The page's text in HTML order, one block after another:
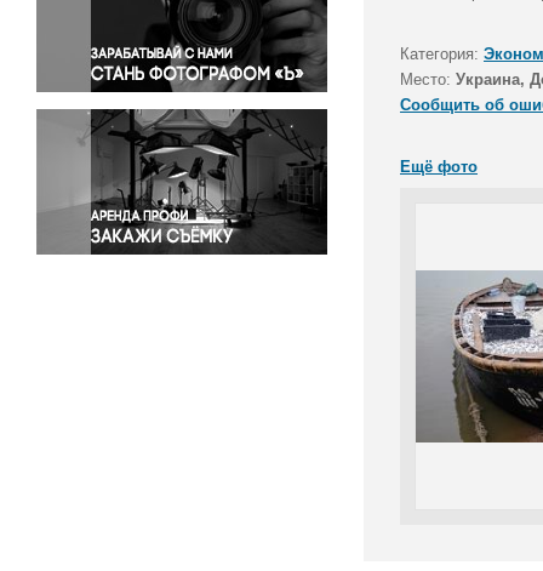
Правосудие
Происшествия и конфликты
Религия
Светская жизнь
Спорт
Экология
Экономика и бизнес
Категория:
Место: Украина,
Сообщить об
Ещё фото